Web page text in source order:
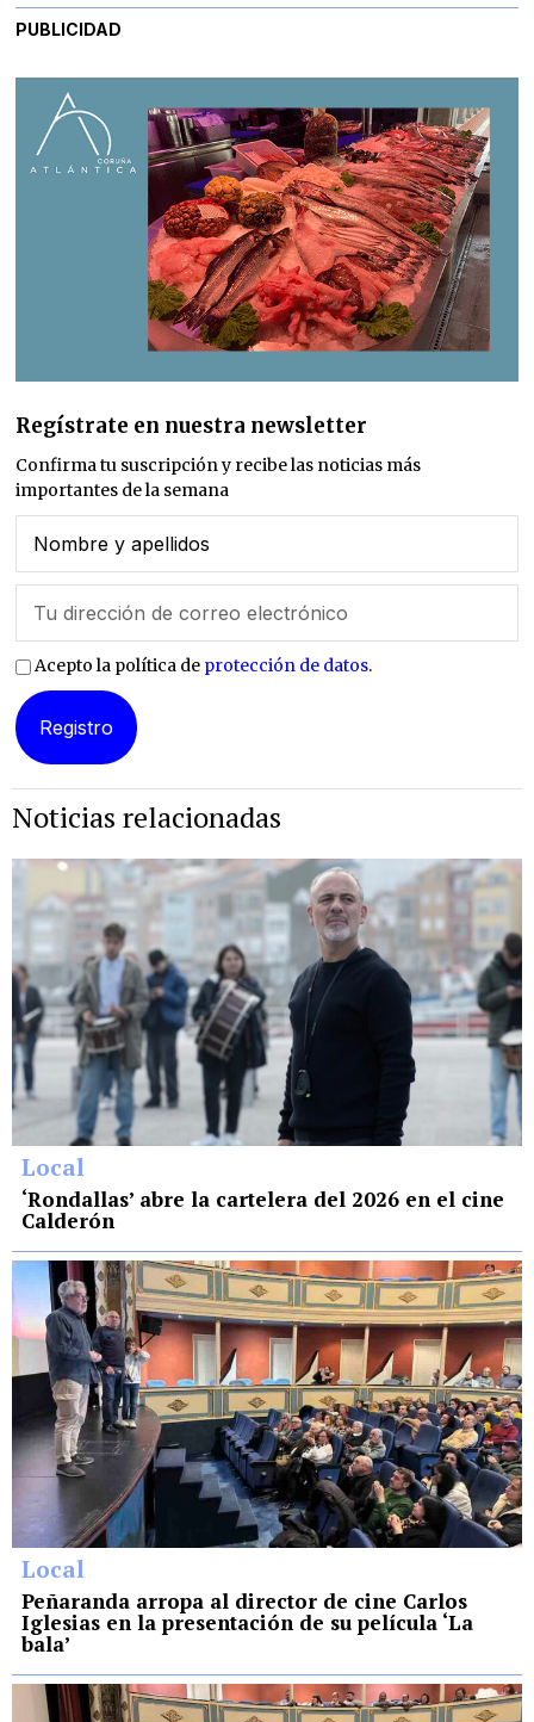
PUBLICIDAD
Regístrate en nuestra newsletter
Confirma tu suscripción y recibe las noticias más
importantes de la semana
Acepto la política de protección de datos.
Noticias relacionadas
Local
‘Rondallas’ abre la cartelera del 2026 en el cine
Calderón
Local
Peñaranda arropa al director de cine Carlos
Iglesias en la presentación de su película ‘La
bala’